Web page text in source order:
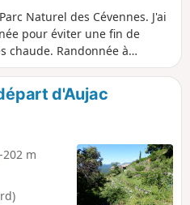
Naturel des Cévennes. J'ai
pour éviter une fin de
chaude. Randonnée à
le gué est large et pas du
pas inutile). Je l'ai traversé
mais cette année (2024,
L'accès au gué est
déracinés mais le balisage
sans trop de mal.
d'Aujac
-202 m